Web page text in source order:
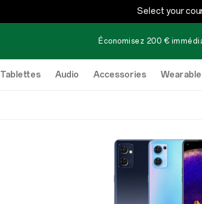
Select your
Économisez 200 €
Tablettes Audio Accessories